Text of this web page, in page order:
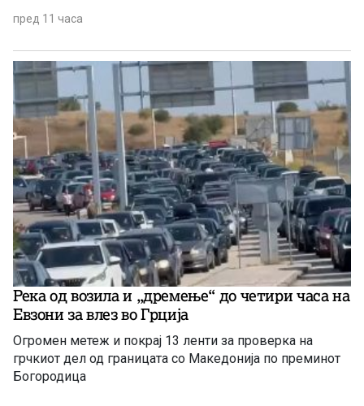
пред 11 часа
Река од возила и „дремење“ до четири часа на
Евзони за влез во Грција
Огромен метеж и покрај 13 ленти за проверка на
грчкиот дел од границата со Македонија по преминот
Богородица